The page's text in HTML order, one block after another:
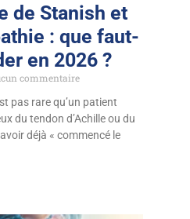
de Stanish et
: que faut-
en 2026 ?
commentaire
pas rare qu’un patient
du tendon d’Achille ou du
déjà « commencé le